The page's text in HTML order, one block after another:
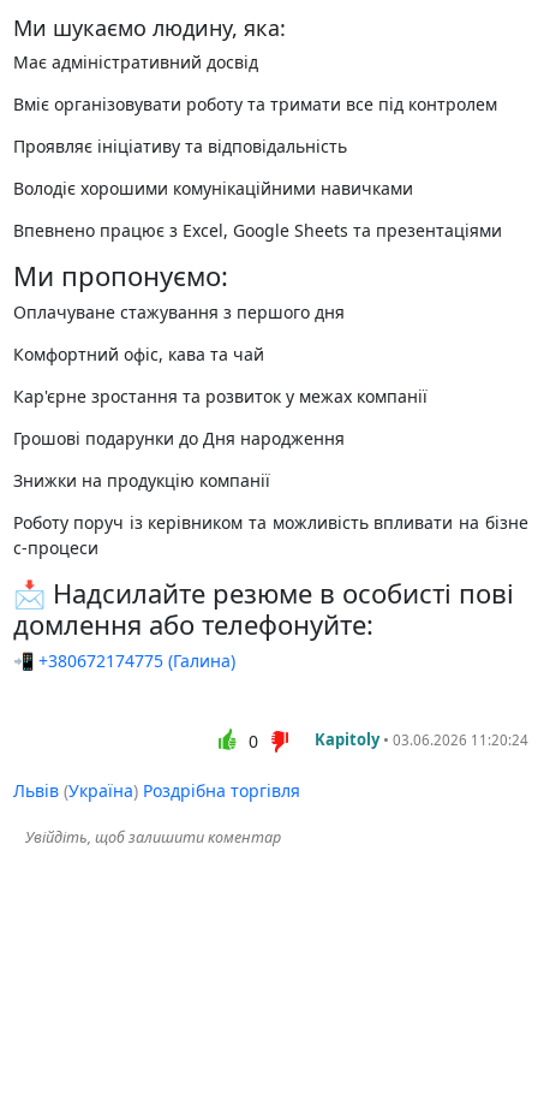
Ми шукаємо людину, яка:
Має адміністративний досвід
Вміє організовувати роботу та тримати все під контролем
Проявляє ініціативу та відповідальність
Володіє хорошими комунікаційними навичками
Впевнено працює з Excel, Google Sheets та презентаціями
Ми пропонуємо:
Оплачуване стажування з першого дня
Комфортний офіс, кава та чай
Кар'єрне зростання та розвиток у межах компанії
Грошові подарунки до Дня народження
Знижки на продукцію компанії
Роботу поруч із керівником та можливість впливати на бізне
с-процеси
📩 Надсилайте резюме в особисті пові
домлення або телефонуйте:
📲 +380672174775 (Галина)
Kapitoly• 03.06.2026 11:20:24
0
Львів(Україна) Роздрібна торгівля
Увійдіть, щоб залишити коментар